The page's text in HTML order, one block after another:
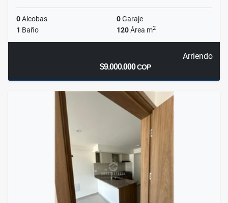
0Alcobas 0Garaje
1 Baño 120Área m2
Arriendo
$9.000.000COP